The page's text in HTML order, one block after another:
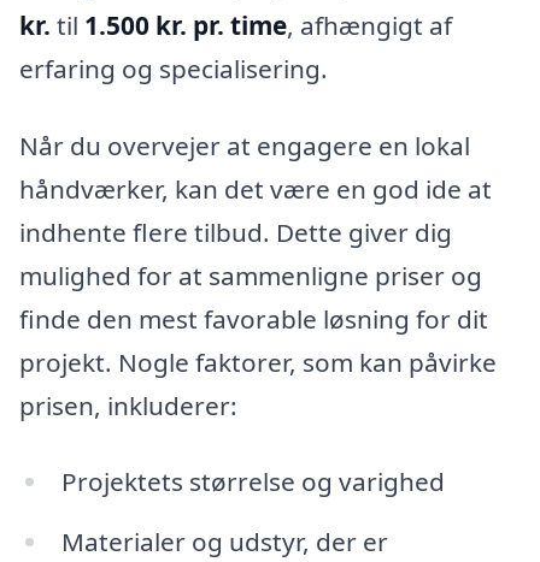
kr. til 1.500 kr. pr. time, afhængigt af
erfaring og specialisering.
Når du overvejer at engagere en lokal
håndværker, kan det være en god ide at
indhente flere tilbud. Dette giver dig
mulighed for at sammenligne priser og
finde den mest favorable løsning for dit
projekt. Nogle faktorer, som kan påvirke
prisen, inkluderer:
Projektets størrelse og varighed
Materialer og udstyr, der er